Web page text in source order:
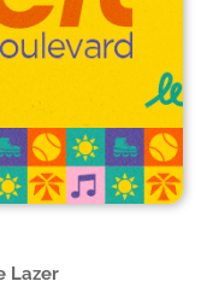
Lazer